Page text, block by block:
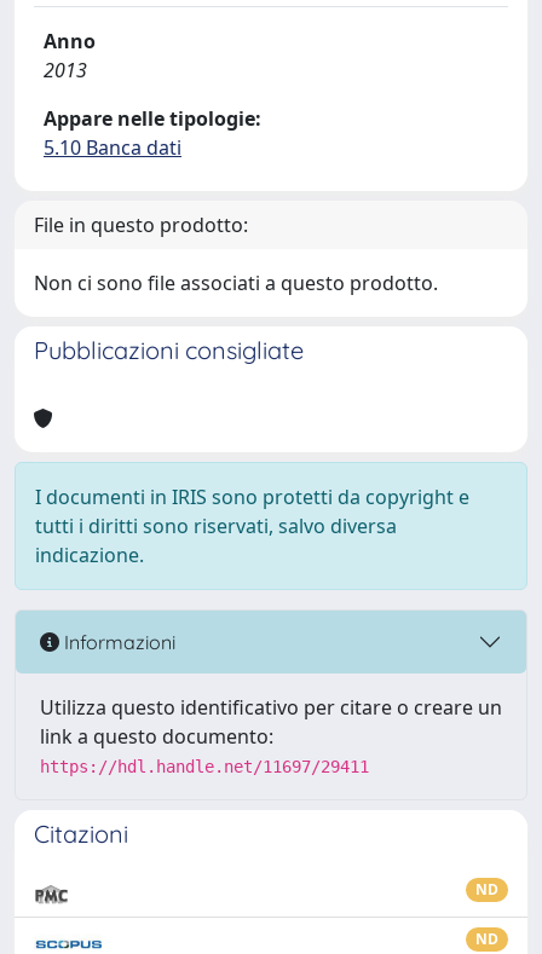
Anno
2013
Appare nelle tipologie:
5.10 Banca dati
File in questo prodotto:
Non ci sono file associati a questo prodotto.
Pubblicazioni consigliate
I documenti in IRIS sono protetti da copyright e
tutti i diritti sono riservati, salvo diversa
indicazione.
Informazioni
Utilizza questo identificativo per citare o creare un
link a questo documento:
https://hdl.handle.net/11697/29411
Citazioni
ND
ND